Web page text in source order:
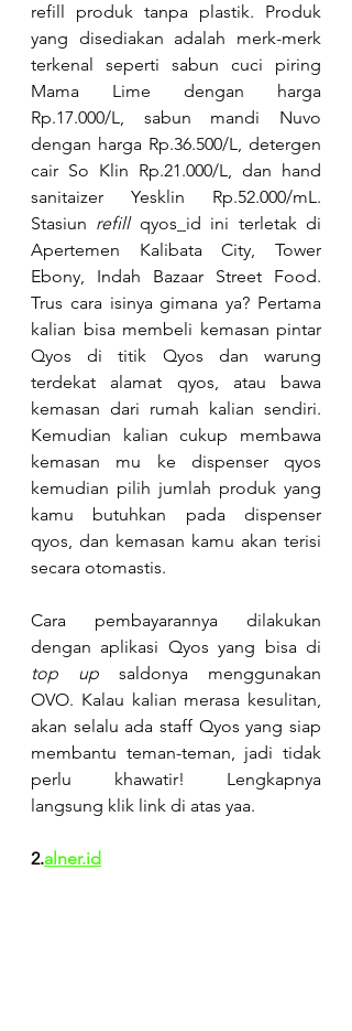
refill produk tanpa plastik. Produk
yang disediakan adalah merk-merk
terkenal seperti sabun cuci piring
Mama Lime dengan harga
Rp.17.000/L, sabun mandi Nuvo
dengan harga Rp.36.500/L, detergen
cair So Klin Rp.21.000/L, dan hand
sanitaizer Yesklin Rp.52.000/mL.
Stasiun refill qyos_id ini terletak di
Apertemen Kalibata City, Tower
Ebony, Indah Bazaar Street Food.
Trus cara isinya gimana ya? Pertama
kalian bisa membeli kemasan pintar
Qyos di titik Qyos dan warung
terdekat alamat qyos, atau bawa
kemasan dari rumah kalian sendiri.
Kemudian kalian cukup membawa
kemasan mu ke dispenser qyos
kemudian pilih jumlah produk yang
kamu butuhkan pada dispenser
qyos, dan kemasan kamu akan terisi
secara otomastis.
Cara pembayarannya dilakukan
top up saldonya menggunakan
OVO. Kalau kalian merasa kesulitan,
akan selalu ada staff Qyos yang siap
membantu teman-teman, jadi tidak
perlu khawatir! Lengkapnya
langsung klik link di atas yaa.
2.alner.id